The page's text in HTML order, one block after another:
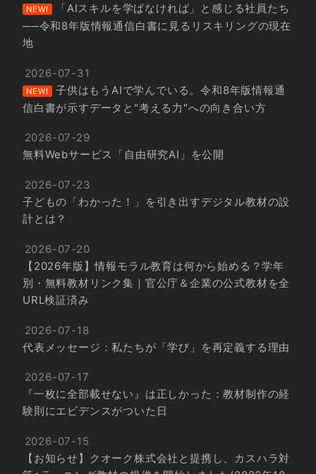
NEW!
「AIスキルを学ばなければ」と感じる社員たち
──令和8年版情報通信白書に見るリスキリングの現在
地
2026-07-31
NEW!
子供はもうAIで学んでいる。令和8年版情報通
信白書が示すデータと"考える力"への向き合い方
2026-07-29
無料Webサービス「自由研究AI」を公開
2026-07-23
子どもの「わかった！」を引き出すデジタル教材の設
計とは？
2026-07-20
【2026年版】情報モラル教育は何から始める？学年
別・無料教材リンク集｜官公庁＆企業の公式教材を全
URL検証済み
2026-07-18
代表メッセージ：私たちが「学び」を再定義する理由
2026-07-17
『一枚に全部載せない』は正しかった：教材制作の経
験則にエビデンスがついた日
2026-07-15
【お知らせ】クオーク株式会社と提携し、カスハラ対